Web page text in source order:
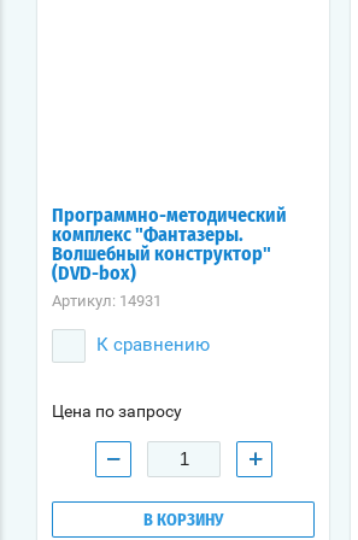
Программно-методический
комплекс "Фантазеры.
Волшебный конструктор"
(DVD-box)
Артикул: 14931
К сравнению
Цена по запросу
− +
В КОРЗИНУ